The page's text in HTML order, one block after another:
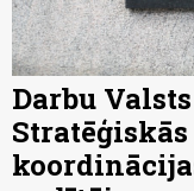
Darbu